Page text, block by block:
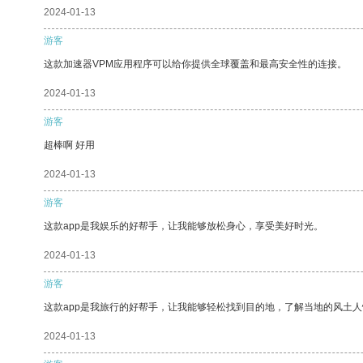
2024-01-13
游客
这款加速器VPM应用程序可以给你提供全球覆盖和最高安全性的连接。
2024-01-13
游客
超棒啊 好用
2024-01-13
游客
这款app是我娱乐的好帮手，让我能够放松身心，享受美好时光。
2024-01-13
游客
这款app是我旅行的好帮手，让我能够轻松找到目的地，了解当地的风土
2024-01-13